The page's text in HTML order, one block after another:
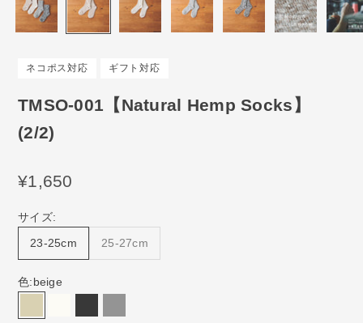
ネコポス対応 ギフト対応
TMSO-001【Natural Hemp Socks】
(2/2)
セール価格
¥1,650
サイズ:
23-25cm 25-27cm
色:beige
beige naturalblackgray